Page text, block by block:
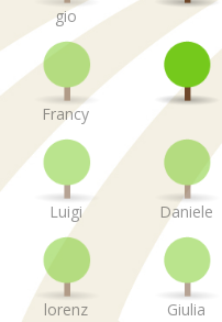
gio
Francy
Luigi Daniele
lorenz Giulia